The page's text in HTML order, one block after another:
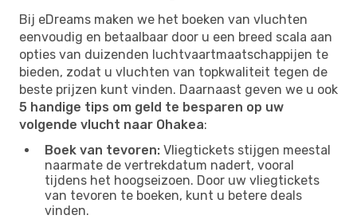
Bij eDreams maken we het boeken van vluchten
eenvoudig en betaalbaar door u een breed scala aan
opties van duizenden luchtvaartmaatschappijen te
bieden, zodat u vluchten van topkwaliteit tegen de
beste prijzen kunt vinden. Daarnaast geven we u ook
5 handige tips om geld te besparen op uw
volgende vlucht naar Ohakea:
Boek van tevoren: Vliegtickets stijgen meestal
naarmate de vertrekdatum nadert, vooral
tijdens het hoogseizoen. Door uw vliegtickets
van tevoren te boeken, kunt u betere deals
vinden.